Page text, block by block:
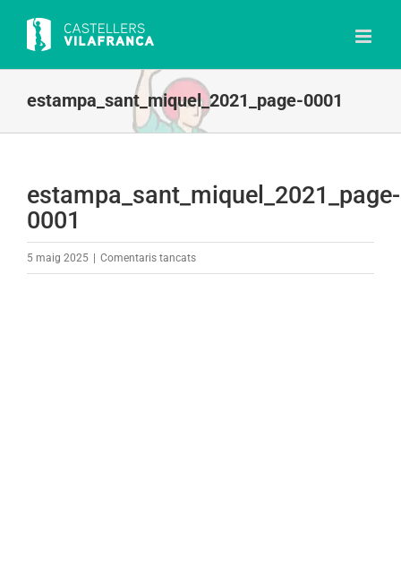
content
estampa_sant_miquel_2021_page-0001
estampa_sant_miquel_2021_page-
0001
5 maig 2025 Comentaris tancatsa